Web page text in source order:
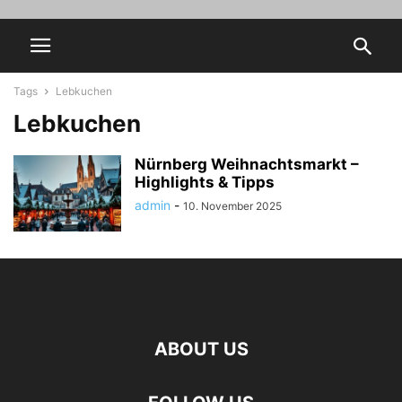
Tags Lebkuchen
Lebkuchen
Nürnberg Weihnachtsmarkt –
Highlights & Tipps
admin - 10. November 2025
ABOUT US